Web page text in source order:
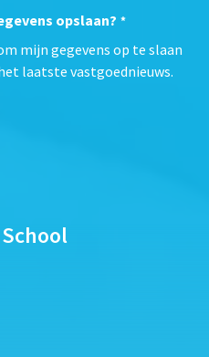
opslaan? *
mijn gegevens op te slaan
laatste vastgoednieuws.